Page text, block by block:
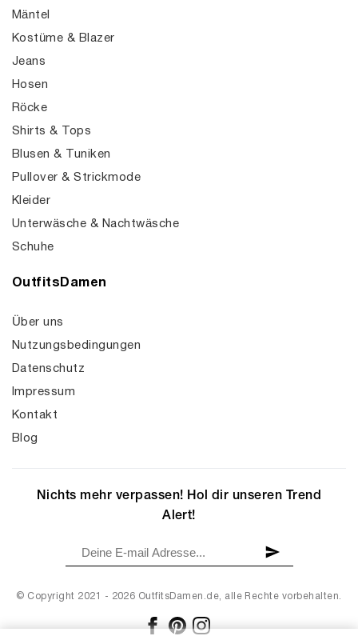
Mäntel
Kostüme & Blazer
Jeans
Hosen
Röcke
Shirts & Tops
Blusen & Tuniken
Pullover & Strickmode
Kleider
Unterwäsche & Nachtwäsche
Schuhe
OutfitsDamen
Über uns
Nutzungsbedingungen
Datenschutz
Impressum
Kontakt
Blog
© Copyright 2021 - 2026 OutfitsDamen.de, alle Rechte vorbehalten.
Nichts mehr verpassen! Hol dir unseren Trend
Alert!